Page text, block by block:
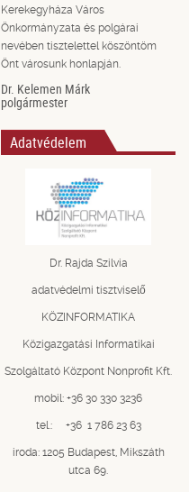
Kerekegyháza Város
Önkormányzata és polgárai
nevében tisztelettel köszöntöm
Önt városunk honlapján.
Dr. Kelemen Márk
polgármester
Adatvédelem
Dr. Rajda Szilvia
adatvédelmi tisztviselő
KÖZINFORMATIKA
Közigazgatási Informatikai
Szolgáltató Központ Nonprofit Kft.
mobil: +36 30 330 3236
tel.: +36 1 786 23 63
iroda: 1205 Budapest, Mikszáth
utca 69.